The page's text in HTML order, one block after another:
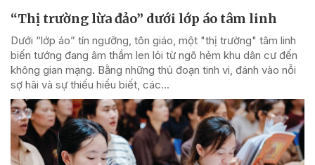
“Thị trường lừa đảo” dưới lớp áo tâm linh
Dưới “lớp áo” tín ngưỡng, tôn giáo, một "thị trường" tâm linh
biến tướng đang âm thầm len lỏi từ ngõ hẻm khu dân cư đến
không gian mạng. Bằng những thủ đoạn tinh vi, đánh vào nỗi
sợ hãi và sự thiếu hiểu biết, các...